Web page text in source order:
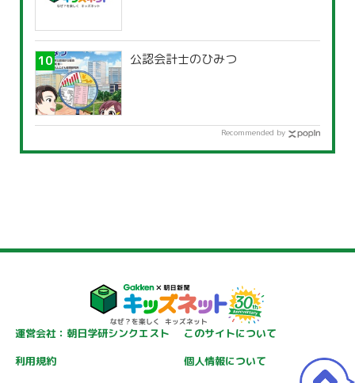
公認会計士のひみつ
Recommended by
運営会社：朝日学研シンクエスト
このサイトについて
利用規約
個人情報について